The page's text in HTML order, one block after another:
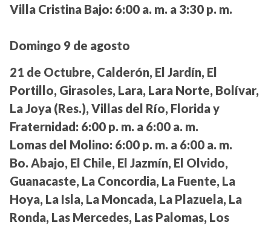
Villa Cristina Bajo: 6:00 a. m. a 3:30 p. m.
Domingo 9 de agosto
21 de Octubre, Calderón, El Jardín, El
Portillo, Girasoles, Lara, Lara Norte, Bolívar,
La Joya (Res.), Villas del Río, Florida y
Fraternidad: 6:00 p. m. a 6:00 a. m.
Lomas del Molino: 6:00 p. m. a 6:00 a. m.
Bo. Abajo, El Chile, El Jazmín, El Olvido,
Guanacaste, La Concordia, La Fuente, La
Hoya, La Isla, La Moncada, La Plazuela, La
Ronda, Las Mercedes, Las Palomas, Los